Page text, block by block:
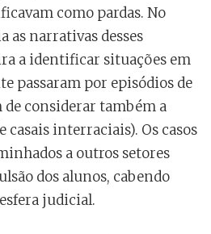
como pardas. No
as narrativas desses
a identificar situações em
passaram por episódios de
de considerar também a
casais interraciais). Os casos
a outros setores
dos alunos, cabendo
judicial.